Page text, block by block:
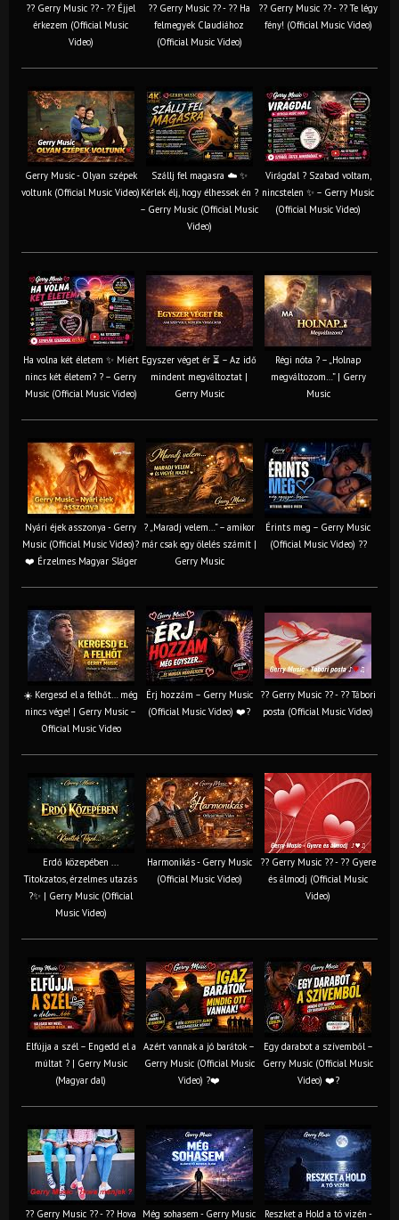
?? Gerry Music ?? - ?? Éjjel
érkezem (Official Music
Video)
?? Gerry Music ?? - ?? Ha
felmegyek Claudiához
(Official Music Video)
?? Gerry Music ?? - ?? Te légy
fény! (Official Music Video)
Gerry Music - Olyan szépek
voltunk (Official Music Video)
Szállj fel magasra ☁️ ✨
Kérlek élj, hogy élhessek én ?
– Gerry Music (Official Music
Video)
Virágdal ? Szabad voltam,
nincstelen ✨ – Gerry Music
(Official Music Video)
Ha volna két életem ✨ Miért
nincs két életem? ? – Gerry
Music (Official Music Video)
Egyszer véget ér ⏳ – Az idő
mindent megváltoztat |
Gerry Music
Régi nóta ? – „Holnap
megváltozom…” | Gerry
Music
Nyári éjek asszonya - Gerry
Music (Official Music Video)?
❤️ Érzelmes Magyar Sláger
? „Maradj velem…” – amikor
már csak egy ölelés számít |
Gerry Music
Érints meg – Gerry Music
(Official Music Video) ??
☀️ Kergesd el a felhőt… még
nincs vége! | Gerry Music –
Official Music Video
Érj hozzám – Gerry Music
(Official Music Video) ❤️?
?? Gerry Music ?? - ?? Tábori
posta (Official Music Video)
Erdő közepében ...
Titokzatos, érzelmes utazás
?✨ | Gerry Music (Official
Music Video)
Harmonikás - Gerry Music
(Official Music Video)
?? Gerry Music ?? - ?? Gyere
és álmodj (Official Music
Video)
Elfújja a szél – Engedd el a
múltat ? | Gerry Music
(Magyar dal)
Azért vannak a jó barátok –
Gerry Music (Official Music
Video) ?❤️
Egy darabot a szívemből –
Gerry Music (Official Music
Video) ❤️?
?? Gerry Music ?? - ?? Hova
Még sohasem - Gerry Music
Reszket a Hold a tó vizén -